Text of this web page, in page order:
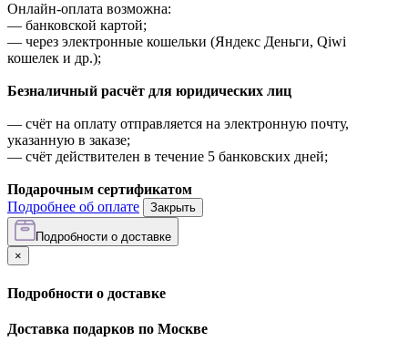
Онлайн-оплата возможна:
— банковской картой;
— через электронные кошельки (Яндекс Деньги, Qiwi
кошелек и др.);
Безналичный расчёт для юридических лиц
— счёт на оплату отправляется на электронную почту,
указанную в заказе;
— счёт действителен в течение 5 банковских дней;
Подарочным сертификатом
Подробнее об оплате
Закрыть
Подробности о доставке
×
Подробности о доставке
Доставка подарков по Москве